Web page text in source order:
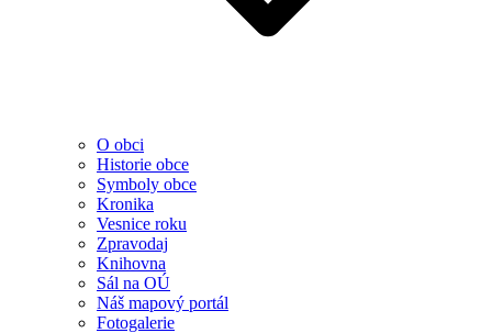
O obci
Historie obce
Symboly obce
Kronika
Vesnice roku
Zpravodaj
Knihovna
Sál na OÚ
Náš mapový portál
Fotogalerie